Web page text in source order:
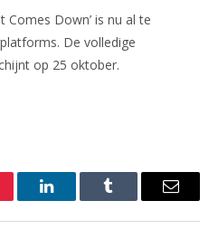
Comes Down’ is nu al te
De volledige
op 25 oktober.
LinkedInTumblr Email